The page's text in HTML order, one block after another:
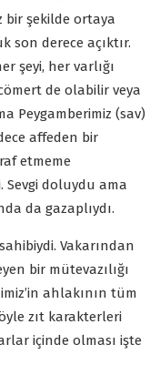
bir şekilde ortaya
son derece açıktır.
şeyi, her varlığı
de olabilir veya
Peygamberimiz (sav)
affeden bir
etmeme
doluydu ama
da gazaplıydı.
Vakarından
bir mütevazılığı
ahlakının tüm
zıt karakterleri
içinde olması işte